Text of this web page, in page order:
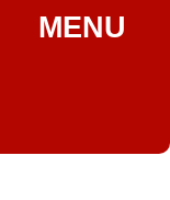
MENU